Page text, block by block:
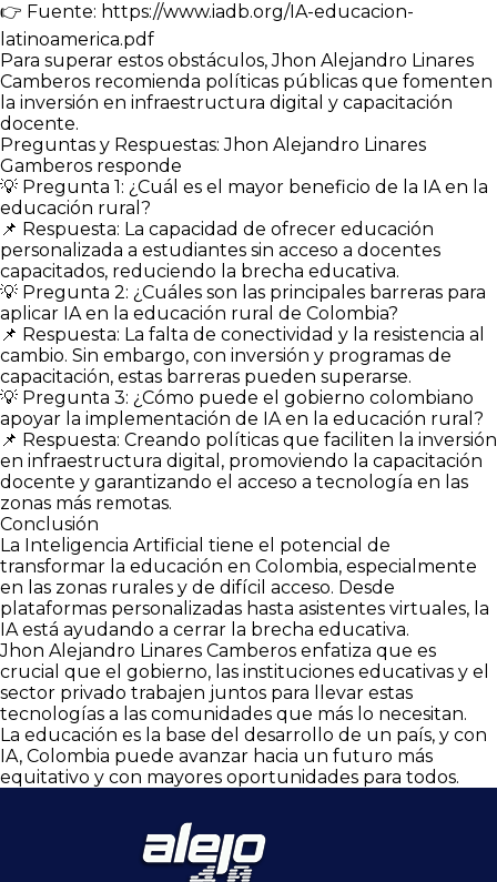
👉 Fuente: https://www.iadb.org/IA-educacion-
latinoamerica.pdf
Para superar estos obstáculos, Jhon Alejandro Linares
Camberos recomienda políticas públicas que fomenten
la inversión en infraestructura digital y capacitación
docente.
Preguntas y Respuestas: Jhon Alejandro Linares
Gamberos responde
💡 Pregunta 1: ¿Cuál es el mayor beneficio de la IA en la
educación rural?
📌 Respuesta: La capacidad de ofrecer educación
personalizada a estudiantes sin acceso a docentes
capacitados, reduciendo la brecha educativa.
💡 Pregunta 2: ¿Cuáles son las principales barreras para
aplicar IA en la educación rural de Colombia?
📌 Respuesta: La falta de conectividad y la resistencia al
cambio. Sin embargo, con inversión y programas de
capacitación, estas barreras pueden superarse.
💡 Pregunta 3: ¿Cómo puede el gobierno colombiano
apoyar la implementación de IA en la educación rural?
📌 Respuesta: Creando políticas que faciliten la inversión
en infraestructura digital, promoviendo la capacitación
docente y garantizando el acceso a tecnología en las
zonas más remotas.
Conclusión
La Inteligencia Artificial tiene el potencial de
transformar la educación en Colombia, especialmente
en las zonas rurales y de difícil acceso. Desde
plataformas personalizadas hasta asistentes virtuales, la
IA está ayudando a cerrar la brecha educativa.
Jhon Alejandro Linares Camberos enfatiza que es
crucial que el gobierno, las instituciones educativas y el
sector privado trabajen juntos para llevar estas
tecnologías a las comunidades que más lo necesitan.
La educación es la base del desarrollo de un país, y con
IA, Colombia puede avanzar hacia un futuro más
equitativo y con mayores oportunidades para todos.